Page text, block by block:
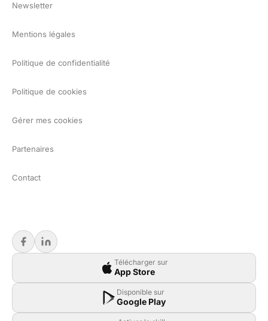
Newsletter
Mentions légales
Politique de confidentialité
Politique de cookies
Gérer mes cookies
Partenaires
Contact
Télécharger sur
App Store
Disponible sur
Google Play